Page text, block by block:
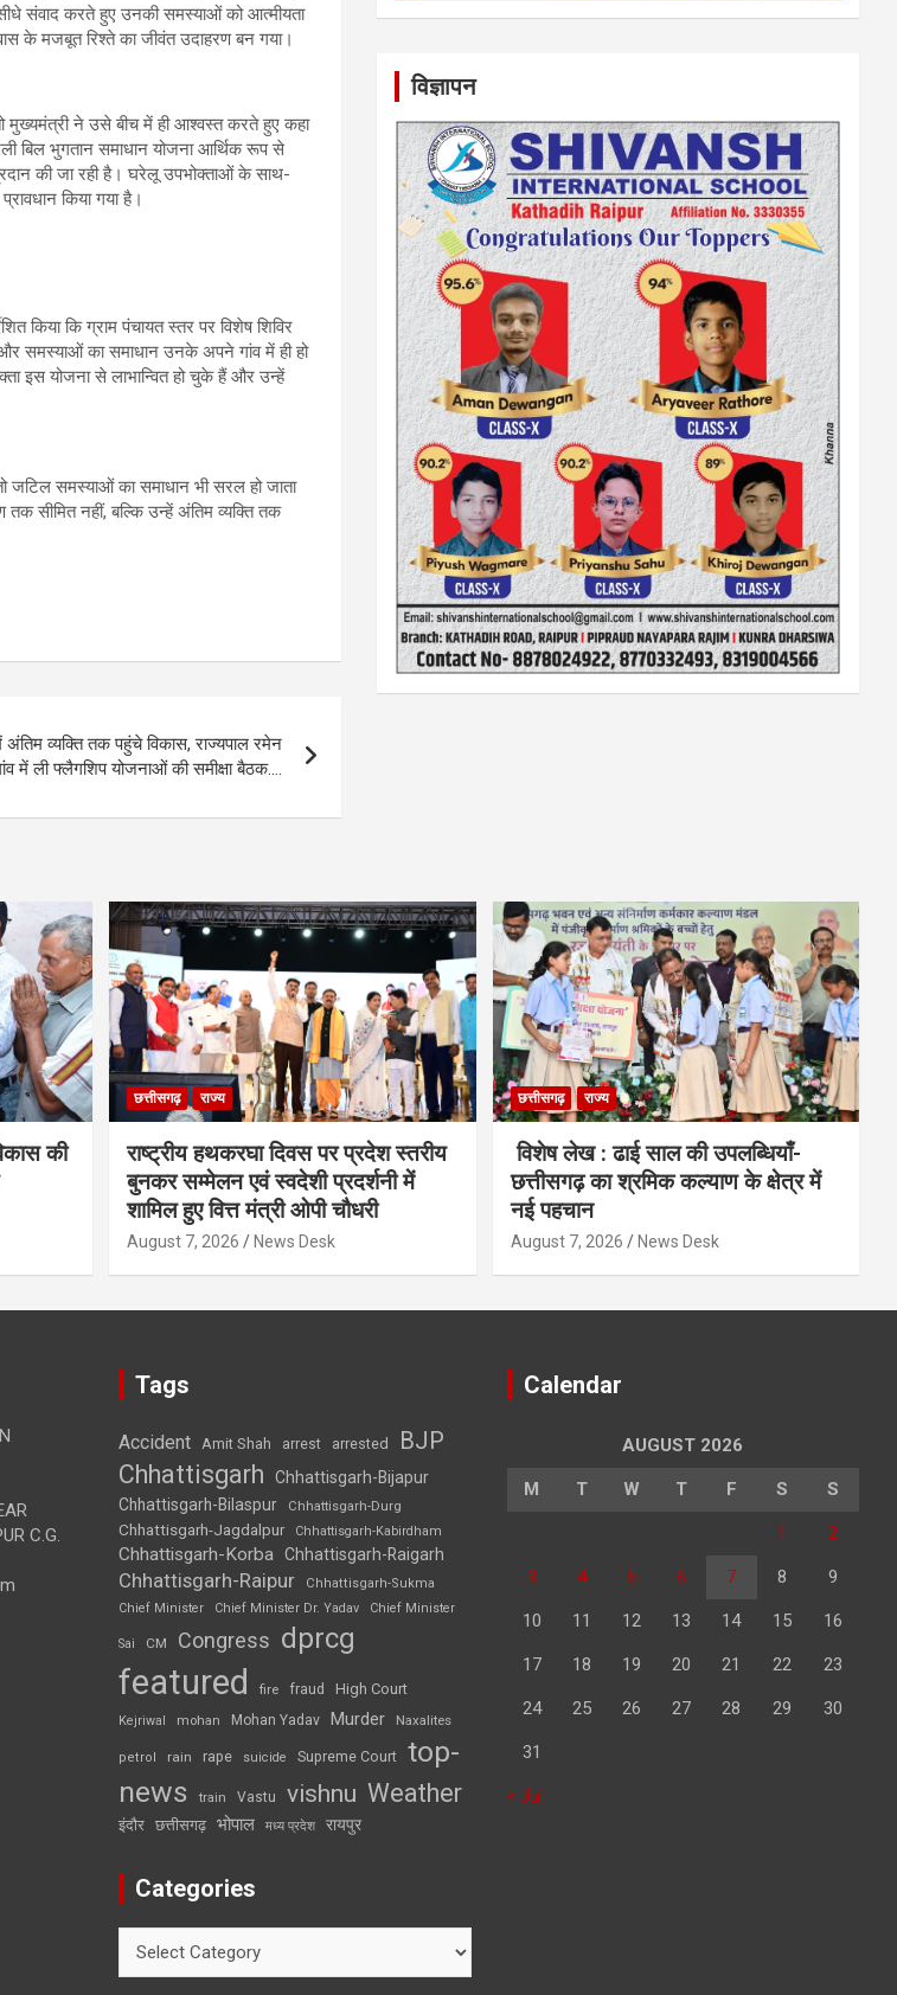
संवाद करते हुए उनकी समस्याओं को आत्मीयता
के मजबूत रिश्ते का जीवंत उदाहरण बन गया।
मुख्यमंत्री ने उसे बीच में ही आश्वस्त करते हुए कहा
बिल भुगतान समाधान योजना आर्थिक रूप से
की जा रही है। घरेलू उपभोक्ताओं के साथ-
किया गया है।
किया कि ग्राम पंचायत स्तर पर विशेष शिविर
समस्याओं का समाधान उनके अपने गांव में ही हो
इस योजना से लाभान्वित हो चुके हैं और उन्हें
जटिल समस्याओं का समाधान भी सरल हो जाता
सीमित नहीं, बल्कि उन्हें अंतिम व्यक्ति तक
व्यक्ति तक पहुंचे विकास, राज्यपाल रमेन
में ली फ्लैगशिप योजनाओं की समीक्षा बैठक….
विज्ञापन
की
छत्तीसगढ़ राज्य
राष्ट्रीय हथकरघा दिवस पर प्रदेश स्तरीय
बुनकर सम्मेलन एवं स्वदेशी प्रदर्शनी में
शामिल हुए वित्त मंत्री ओपी चौधरी
August 7, 2026 News Desk
छत्तीसगढ़ राज्य
विशेष लेख : ढाई साल की उपलब्धियाँ-
छत्तीसगढ़ का श्रमिक कल्याण के क्षेत्र में
नई पहचान
August 7, 2026 News Desk
C.G.
Tags
Accident Amit Shah arrest arrested BJP
Chhattisgarh
Chhattisgarh-Bijapur
Chhattisgarh-Bilaspur
Chhattisgarh-Durg
Chhattisgarh-Jagdalpur Chhattisgarh-Kabirdham
Chhattisgarh-Korba Chhattisgarh-Raigarh
Chhattisgarh-Raipur
Chhattisgarh-Sukma
Chief Minister
Chief Minister Dr. Yadav Chief Minister
Sai CM Congress dprcg
featured fire fraud High Court
Kejriwal mohan Mohan Yadav Murder Naxalites
petrol rain rape suicide Supreme Court top-
news
train Vastu vishnu Weather
इंदौर छत्तीसगढ़ भोपाल मध्य प्रदेश रायपुर
Categories
Calendar
AUGUST 2026
M T W T F S S
1 2
3 4 5 6 7 8 9
10 11 12 13 14 15 16
17 18 19 20 21 22 23
24 25 26 27 28 29 30
31
« Jul